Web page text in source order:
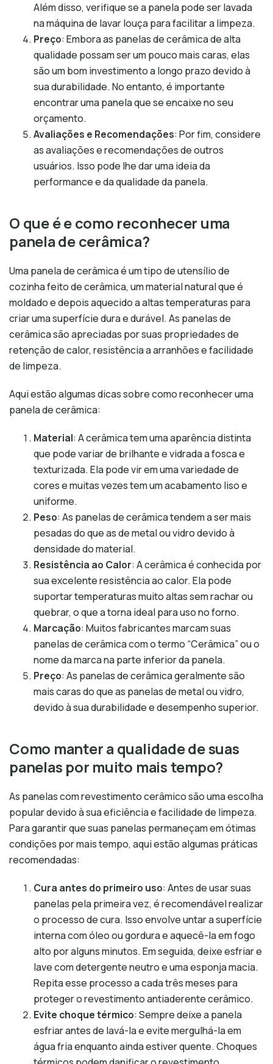
Além disso, verifique se a panela pode ser lavada
na máquina de lavar louça para facilitar a limpeza.
Preço: Embora as panelas de cerâmica de alta
qualidade possam ser um pouco mais caras, elas
são um bom investimento a longo prazo devido à
sua durabilidade. No entanto, é importante
encontrar uma panela que se encaixe no seu
orçamento.
Avaliações e Recomendações: Por fim, considere
as avaliações e recomendações de outros
usuários. Isso pode lhe dar uma ideia da
performance e da qualidade da panela.
O que é e como reconhecer uma
panela de cerâmica?
Uma panela de cerâmica é um tipo de utensílio de
cozinha feito de cerâmica, um material natural que é
moldado e depois aquecido a altas temperaturas para
criar uma superfície dura e durável. As panelas de
cerâmica são apreciadas por suas propriedades de
retenção de calor, resistência a arranhões e facilidade
de limpeza.
Aqui estão algumas dicas sobre como reconhecer uma
panela de cerâmica:
Material: A cerâmica tem uma aparência distinta
que pode variar de brilhante e vidrada a fosca e
texturizada. Ela pode vir em uma variedade de
cores e muitas vezes tem um acabamento liso e
uniforme.
Peso: As panelas de cerâmica tendem a ser mais
pesadas do que as de metal ou vidro devido à
densidade do material.
Resistência ao Calor: A cerâmica é conhecida por
sua excelente resistência ao calor. Ela pode
suportar temperaturas muito altas sem rachar ou
quebrar, o que a torna ideal para uso no forno.
Marcação: Muitos fabricantes marcam suas
panelas de cerâmica com o termo “Cerâmica” ou o
nome da marca na parte inferior da panela.
Preço: As panelas de cerâmica geralmente são
mais caras do que as panelas de metal ou vidro,
devido à sua durabilidade e desempenho superior.
Como manter a qualidade de suas
panelas por muito mais tempo?
As panelas com revestimento cerâmico são uma escolha
popular devido à sua eficiência e facilidade de limpeza.
Para garantir que suas panelas permaneçam em ótimas
condições por mais tempo, aqui estão algumas práticas
recomendadas:
Cura antes do primeiro uso: Antes de usar suas
panelas pela primeira vez, é recomendável realizar
o processo de cura. Isso envolve untar a superfície
interna com óleo ou gordura e aquecê-la em fogo
alto por alguns minutos. Em seguida, deixe esfriar e
lave com detergente neutro e uma esponja macia.
Repita esse processo a cada três meses para
proteger o revestimento antiaderente cerâmico.
Evite choque térmico: Sempre deixe a panela
esfriar antes de lavá-la e evite mergulhá-la em
água fria enquanto ainda estiver quente. Choques